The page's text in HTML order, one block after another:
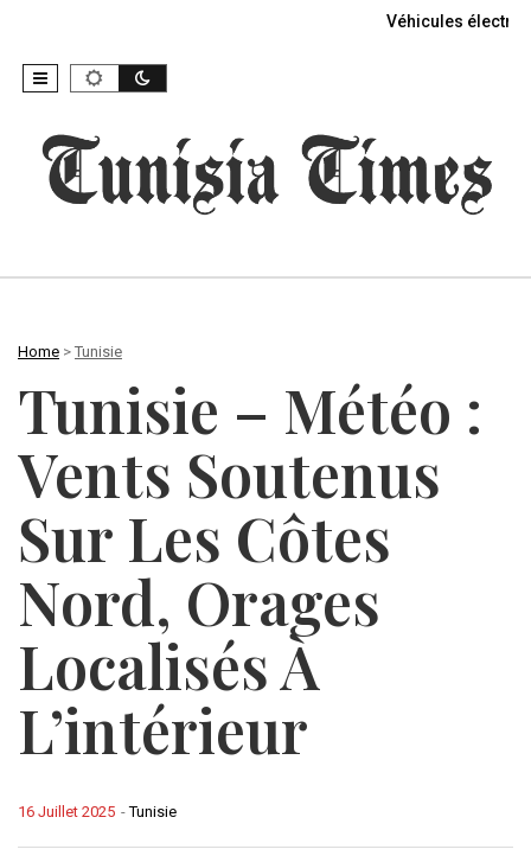
Véhicules
Home > Tunisie
Tunisie – Météo :
Vents Soutenus
Sur Les Côtes
Nord, Orages
Localisés À
L’intérieur
-Tunisie
16 Juillet 2025